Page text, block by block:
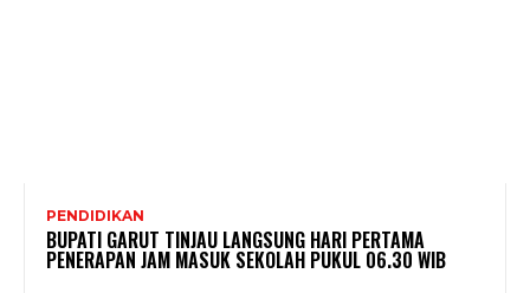
PENDIDIKAN
BUPATI GARUT TINJAU LANGSUNG HARI PERTAMA
PENERAPAN JAM MASUK SEKOLAH PUKUL 06.30 WIB